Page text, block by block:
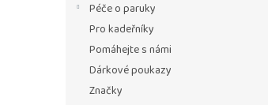
Péče o paruky
Pro kadeřníky
Pomáhejte s námi
Dárkové poukazy
Značky